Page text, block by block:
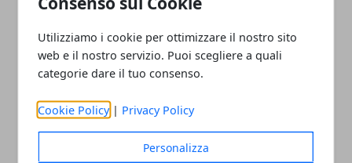
Utilizziamo i cookie per ottimizzare il nostro sito
web e il nostro servizio. Puoi scegliere a quali
categorie dare il tuo consenso.
Cookie Policy | Privacy Policy
Personalizza
Britney Spears Figli: La Cantante Spera
Non Diventino Famosi